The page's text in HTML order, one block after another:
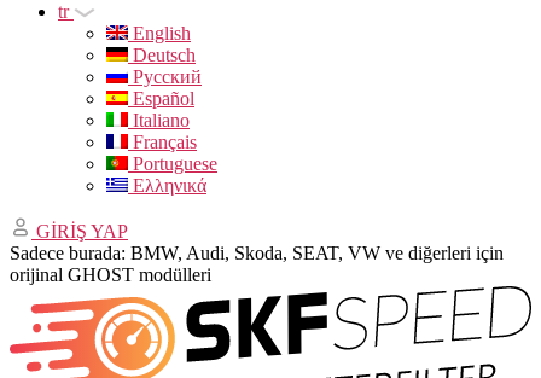
tr
English
Deutsch
Русский
Español
Italiano
Français
Portuguese
Ελληνικά
GİRİŞ YAP
Sadece burada: BMW, Audi, Skoda, SEAT, VW ve diğerleri için
orijinal GHOST modülleri